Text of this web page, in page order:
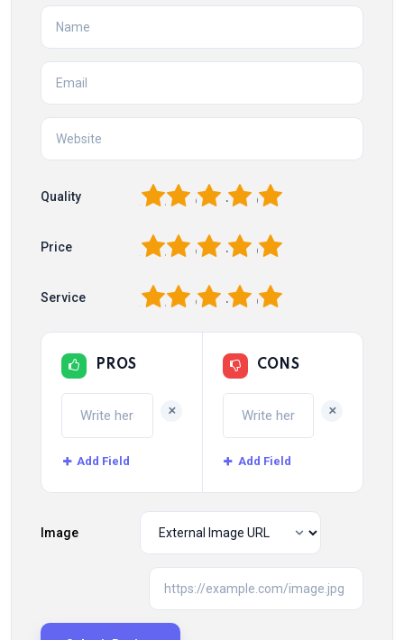
Quality 5
4
3
2
Price 5
4
3
2
Service 5
4
3
2
PROS
+
Add Field
CONS
+
Add Field
Image